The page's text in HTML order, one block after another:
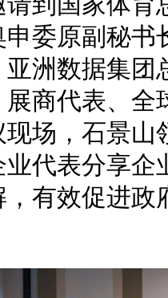
委原副秘
洲数据集
商代表、
场，石景
代表分享
有效促进